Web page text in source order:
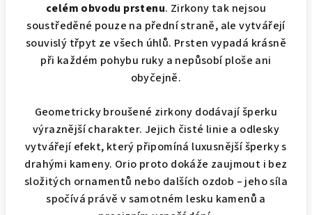
celém obvodu prstenu. Zirkony tak nejsou
soustředěné pouze na přední straně, ale vytvářejí
souvislý třpyt ze všech úhlů. Prsten vypadá krásně
při každém pohybu ruky a nepůsobí ploše ani
obyčejně.
Geometricky broušené zirkony dodávají šperku
výraznější charakter. Jejich čisté linie a odlesky
vytvářejí efekt, který připomíná luxusnější šperky s
drahými kameny. Orio proto dokáže zaujmout i bez
složitých ornamentů nebo dalších ozdob – jeho síla
spočívá právě v samotném lesku kamenů a